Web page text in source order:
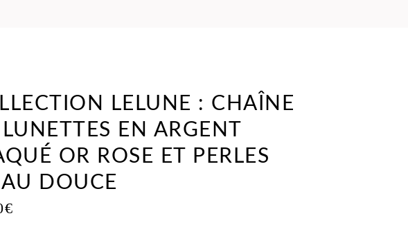
LELUNE : CHAÎNE
EN ARGENT
OR ROSE ET PERLES
DOUCE
€